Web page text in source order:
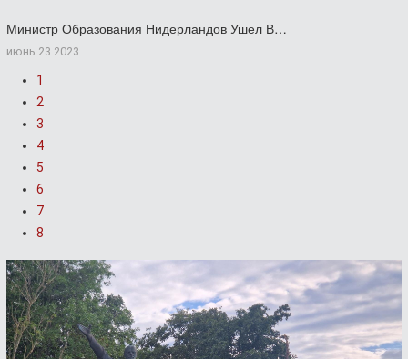
Министр Образования Нидерландов Ушел В…
июнь 23 2023
1
2
3
4
5
6
7
8